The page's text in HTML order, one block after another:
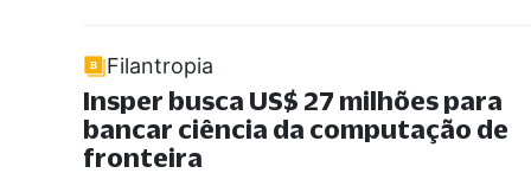
Filantropia
Insper busca US$ 27 milhões para
bancar ciência da computação de
fronteira